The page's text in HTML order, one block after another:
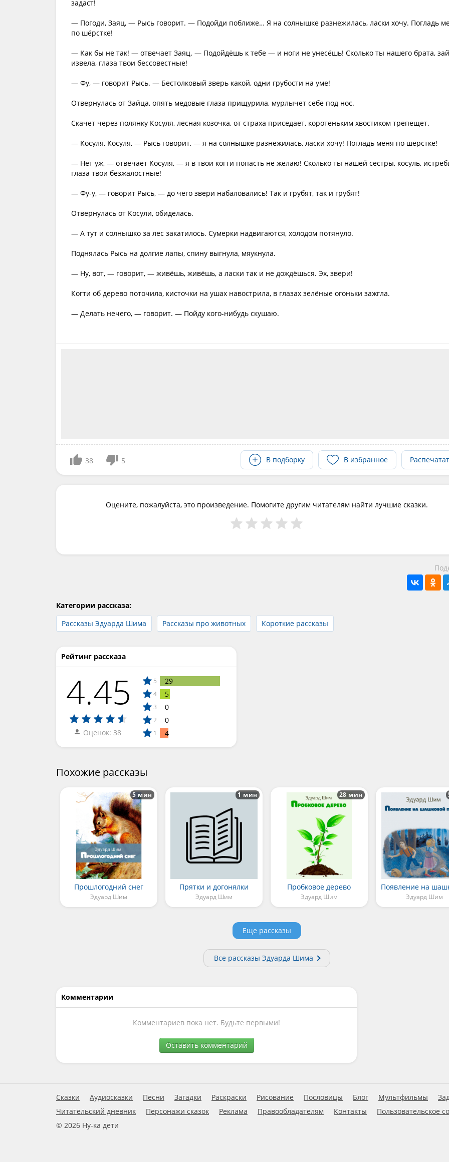
задаст!
— Погоди, Заяц, — Рысь говорит. — Подойди поближе… Я на солнышке разнежилась, ласки хочу. Погладь
по шёрстке!
— Как бы не так! — отвечает Заяц. — Подойдёшь к тебе — и ноги не унесёшь! Сколько ты нашего брата,
извела, глаза твои бессовестные!
— Фу, — говорит Рысь. — Бестолковый зверь какой, одни грубости на уме!
Отвернулась от Зайца, опять медовые глаза прищурила, мурлычет себе под нос.
Скачет через полянку Косуля, лесная козочка, от страха приседает, коротеньким хвостиком трепещет.
— Косуля, Косуля, — Рысь говорит, — я на солнышке разнежилась, ласки хочу! Погладь меня по шёрстке!
— Нет уж, — отвечает Косуля, — я в твои когти попасть не желаю! Сколько ты нашей сестры, косуль,
глаза твои безжалостные!
— Фу-у, — говорит Рысь, — до чего звери набаловались! Так и грубят, так и грубят!
Отвернулась от Косули, обиделась.
— А тут и солнышко за лес закатилось. Сумерки надвигаются, холодом потянуло.
Поднялась Рысь на долгие лапы, спину выгнула, мяукнула.
— Ну, вот, — говорит, — живёшь, живёшь, а ласки так и не дождёшься. Эх, звери!
Когти об дерево поточила, кисточки на ушах навострила, в глазах зелёные огоньки зажгла.
— Делать нечего, — говорит. — Пойду кого-нибудь скушаю.
38 5 В подборку В избранное
Оцените, пожалуйста, это произведение. Помогите другим читателям найти лучшие сказки.
Категории рассказа:
Рассказы Эдуарда Шима
Рассказы про животных Короткие рассказы
Рейтинг рассказа
4.45
Оценок: 38
5 29
4 5
3 0
2 0
1 4
Похожие рассказы
Прошлогодний снег
Эдуард Шим
5 мин
Прятки и догонялки
Эдуард Шим
1 мин
Пробковое дерево
Эдуард Шим
28 мин
Эдуард Шим
Еще рассказы
Все рассказы Эдуарда Шима
Комментарии
Комментариев пока нет. Будьте первыми!
Оставить комментарий
Сказки Аудиосказки Песни Загадки Раскраски Рисование Пословицы Блог Мультфильмы
Читательский дневник
Персонажи сказок Реклама Правообладателям Контакты
Пользовательское
© 2026 Ну-ка дети